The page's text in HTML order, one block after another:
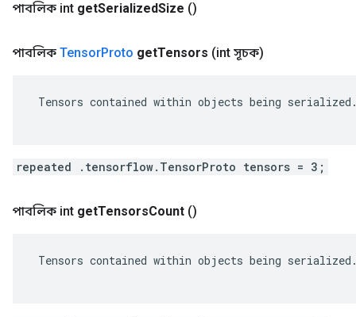
পাবলিক int getSerializedSize ()
পাবলিক TensorProto getTensors (int সূচক)
Tensors contained within objects being
repeated .tensorflow.TensorProto tensors = 3;
পাবলিক int getTensorsCount ()
Tensors contained within objects being